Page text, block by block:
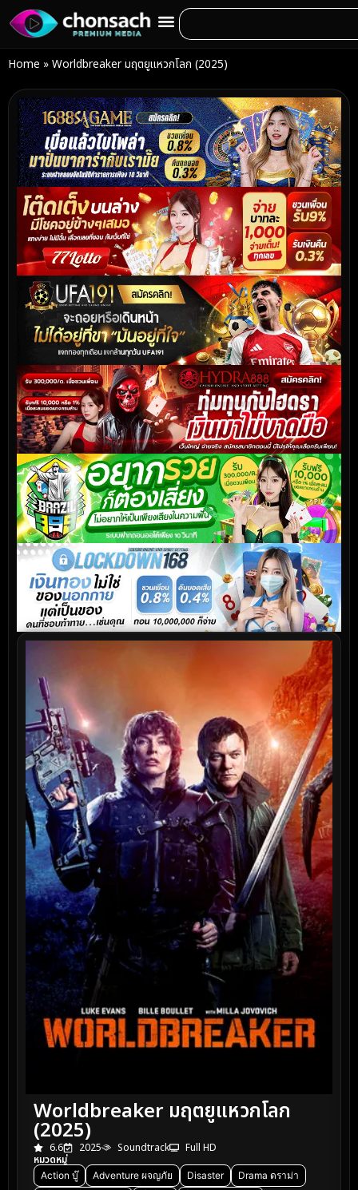
Home » Worldbreaker มฤตยูแหวกโลก (2025)
Worldbreaker มฤตยูแหวกโลก
(2025)
6.6 2025 Soundtrack
Full HD
หมวดหมู่
Action บู๊ Adventure ผจญภัย Disaster
Drama ดราม่า